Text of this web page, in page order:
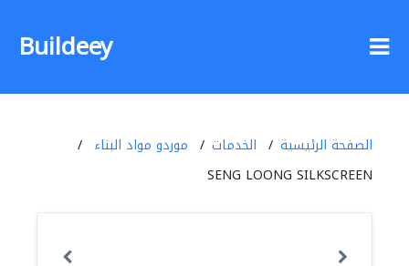
Buildeey
الصفحة الرئيسية الخدمات
موردو مواد البناء
SENG LOONG SILKSCREEN